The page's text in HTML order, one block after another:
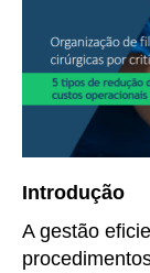
Introdução
A gestão